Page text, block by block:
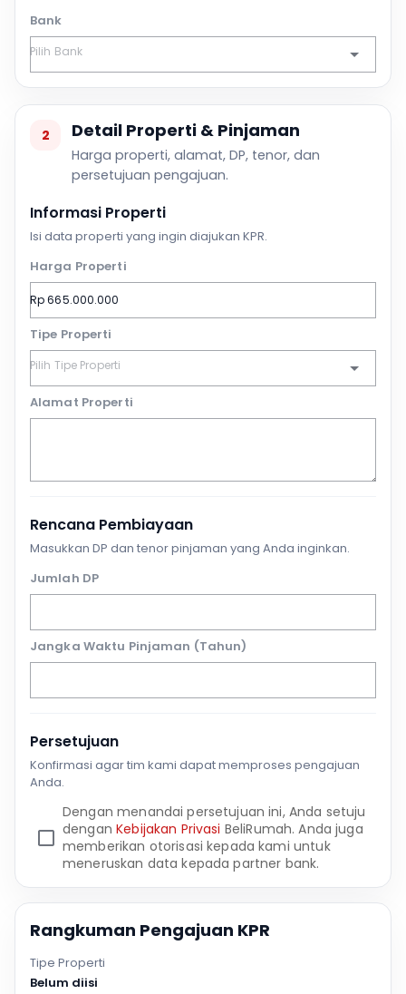
Bank
2 Detail Properti & Pinjaman
Harga properti, alamat, DP, tenor, dan
persetujuan pengajuan.
Informasi Properti
Isi data properti yang ingin diajukan KPR.
Harga Properti
Tipe Properti
Alamat Properti
Rencana Pembiayaan
Masukkan DP dan tenor pinjaman yang Anda inginkan.
Jumlah DP
Jangka Waktu Pinjaman (Tahun)
Persetujuan
Konfirmasi agar tim kami dapat memproses pengajuan
Anda.
Dengan menandai persetujuan ini, Anda setuju
denganKebijakan Privasi BeliRumah. Anda juga
memberikan otorisasi kepada kami untuk
meneruskan data kepada partner bank.
Rangkuman Pengajuan KPR
Tipe Properti
Belum diisi